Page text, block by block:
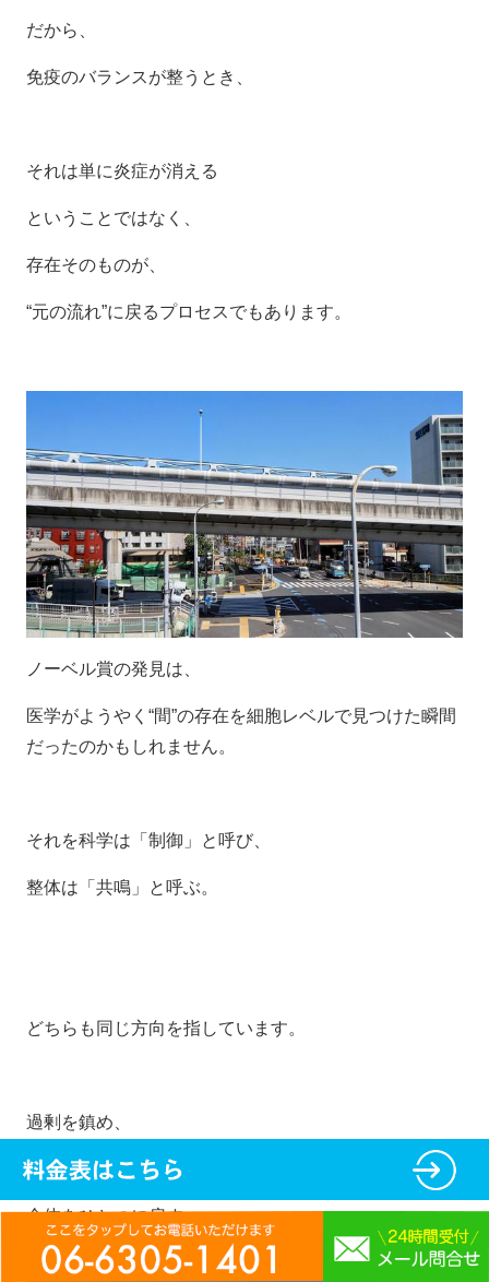
だから、
免疫のバランスが整うとき、
それは単に炎症が消える
ということではなく、
存在そのものが、
“元の流れ”に戻るプロセスでもあります。
ノーベル賞の発見は、
医学がようやく“間”の存在を細胞レベルで見つけた瞬間
だったのかもしれません。
それを科学は「制御」と呼び、
整体は「共鳴」と呼ぶ。
どちらも同じ方向を指しています。
過剰を鎮め、
欠乏を満たし、
全体をひとつに戻す。